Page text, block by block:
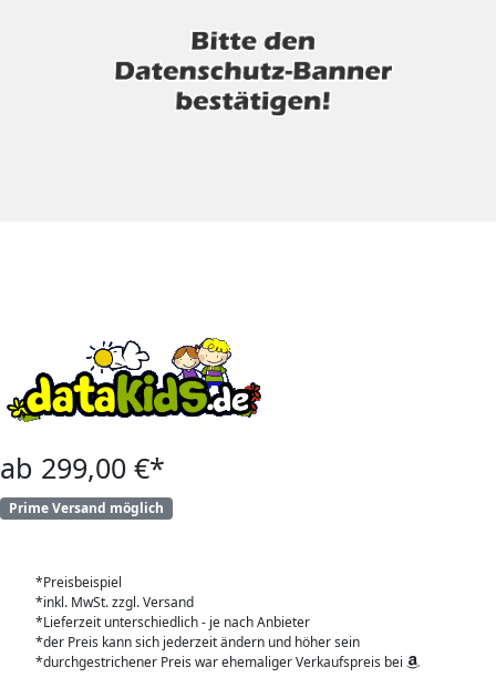
ab 299,00 €*
Prime Versand möglich
*Preisbeispiel
*inkl. MwSt. zzgl. Versand
*Lieferzeit unterschiedlich - je nach Anbieter
*der Preis kann sich jederzeit ändern und höher sein
*durchgestrichener Preis war ehemaliger Verkaufspreis bei